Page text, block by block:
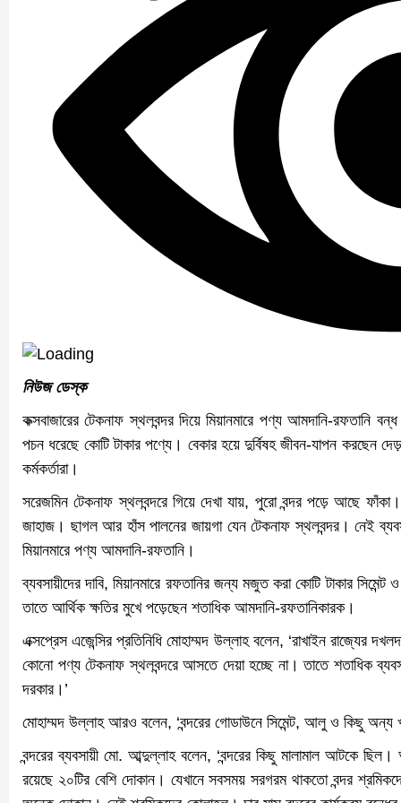
নিউজ ডেস্ক
কক্সবাজারের টেকনাফ স্থলবন্দর দিয়ে মিয়ানমারে পণ্য আমদানি-
পচন ধরেছে কোটি টাকার পণ্যে। বেকার হয়ে দুর্বিষহ জীবন-যাপন করছেন
কর্মকর্তারা।
সরেজমিন টেকনাফ স্থলবন্দরে গিয়ে দেখা যায়, পুরো বন্দর পড়ে আছে
জাহাজ। ছাগল আর হাঁস পালনের জায়গা যেন টেকনাফ স্থলবন্দর। নেই
মিয়ানমারে পণ্য আমদানি-রফতানি।
ব্যবসায়ীদের দাবি, মিয়ানমারে রফতানির জন্য মজুত করা কোটি টাকার
তাতে আর্থিক ক্ষতির মুখে পড়েছেন শতাধিক আমদানি-রফতানিকারক।
এক্সপ্রেস এজেন্সির প্রতিনিধি মোহাম্মদ উল্লাহ বলেন, ‘রাখাইন রাজ্যের
কোনো পণ্য টেকনাফ স্থলবন্দরে আসতে দেয়া হচ্ছে না। তাতে শতাধিক
দরকার।’
মোহাম্মদ উল্লাহ আরও বলেন, ‘বন্দরের গোডাউনে সিমেন্ট, আলু ও কিছু অন্য
বন্দরের ব্যবসায়ী মো. আব্দুল্লাহ বলেন, ‘বন্দরের কিছু মালামাল আটকে
রয়েছে ২০টির বেশি দোকান। যেখানে সবসময় সরগরম থাকতো বন্দর